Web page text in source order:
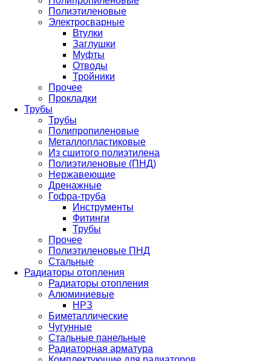
Полиэтиленовые
Электросварные
Втулки
Заглушки
Муфты
Отводы
Тройники
Прочее
Прокладки
Трубы
Трубы
Полипропиленовые
Металлопластиковые
Из сшитого полиэтилена
Полиэтиленовые (ПНД)
Нержавеющие
Дренажные
Гофра-труба
Инструменты
Фитинги
Трубы
Прочее
Полиэтиленовые ПНД
Стальные
Радиаторы отопления
Радиаторы отопления
Алюминиевые
НРЗ
Биметаллические
Чугунные
Стальные панельные
Радиаторная арматура